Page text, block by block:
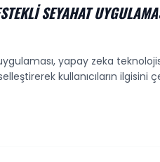
SEYAHAT
yapay zeka
kullanıcıların ilgisini